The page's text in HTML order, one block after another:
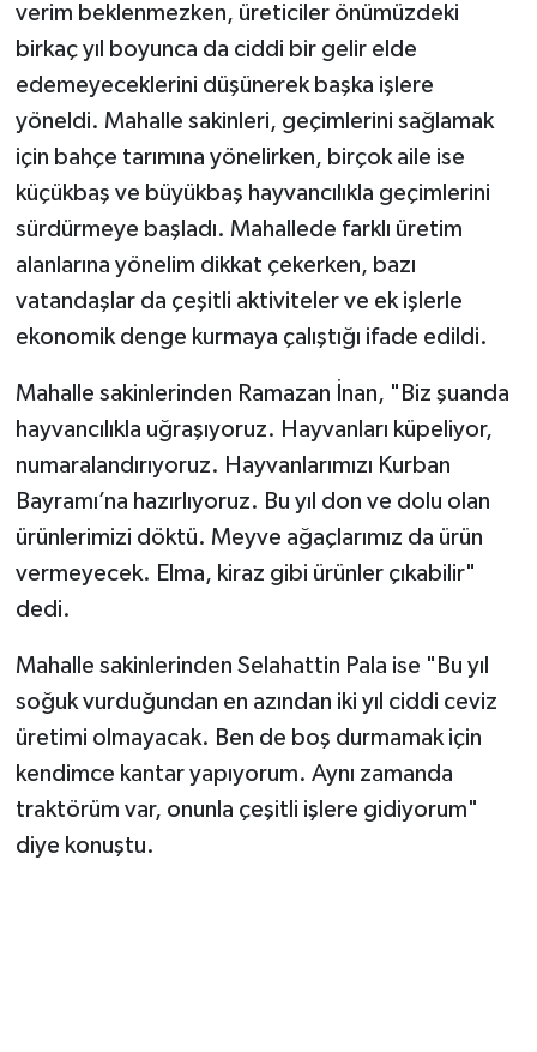
verim beklenmezken, üreticiler önümüzdeki
birkaç yıl boyunca da ciddi bir gelir elde
edemeyeceklerini düşünerek başka işlere
yöneldi. Mahalle sakinleri, geçimlerini sağlamak
için bahçe tarımına yönelirken, birçok aile ise
küçükbaş ve büyükbaş hayvancılıkla geçimlerini
sürdürmeye başladı. Mahallede farklı üretim
alanlarına yönelim dikkat çekerken, bazı
vatandaşlar da çeşitli aktiviteler ve ek işlerle
ekonomik denge kurmaya çalıştığı ifade edildi.
Mahalle sakinlerinden Ramazan İnan, "Biz şuanda
hayvancılıkla uğraşıyoruz. Hayvanları küpeliyor,
numaralandırıyoruz. Hayvanlarımızı Kurban
Bayramı’na hazırlıyoruz. Bu yıl don ve dolu olan
ürünlerimizi döktü. Meyve ağaçlarımız da ürün
vermeyecek. Elma, kiraz gibi ürünler çıkabilir"
dedi.
Mahalle sakinlerinden Selahattin Pala ise "Bu yıl
soğuk vurduğundan en azından iki yıl ciddi ceviz
üretimi olmayacak. Ben de boş durmamak için
kendimce kantar yapıyorum. Aynı zamanda
traktörüm var, onunla çeşitli işlere gidiyorum"
diye konuştu.
KÜLTÜR SANAT